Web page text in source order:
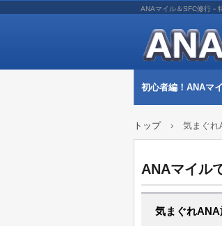
ANAマイル＆SFC修行－
初心者編！ANAマ
トップ › 気まぐれ
ANAマイル
気まぐれANA